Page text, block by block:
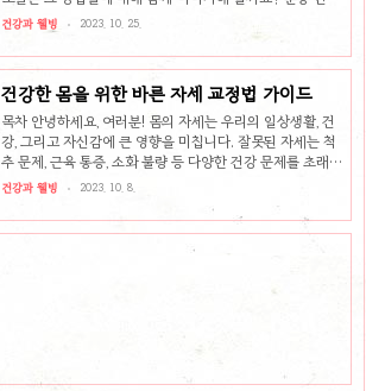
비 운동을 하기 전에 다음과 같은 준비를 하면 부상을 예방할
수 있습니다. 1. 충분한 스트레칭 스트레칭은 근육을 이완하
고 유연성을 높이는 데 도움이 됩니다. 운동 전 스트레칭을
지할 수 있습니다. 2. 적절한 복장과 장비 착용 적절한 복장
과 장비를 착용하면 부상을 예방하는 데 도움이 됩니다. 운동
중 움직임을 방해하지 않는 편안한 복장을 착용하고, 운동 목
적에 맞는 장비를 착용해야 합니다. 3. 충분한 수분 섭취 수
분을 충분히 섭취하면 근육을 보호하고 부상을 예방하는 데..
건강과 웰빙 2023. 10. 25.
건강한 몸을 위한 바른 자세 교정법 가이드
목차 안녕하세요, 여러분! 몸의 자세는 우리의 일상생활, 건
강, 그리고 자신감에 큰 영향을 미칩니다. 잘못된 자세는 척
추 문제, 근육 통증, 소화 불량 등 다양한 건강 문제를 초래할
수 있습니다. 바른 자세를 유지하면 몸의 균형을 찾고, 건강
지하고 교정하기 위한 실질적인 방법에 대해 알아보겠습니
건강과 웰빙 2023. 10. 8.